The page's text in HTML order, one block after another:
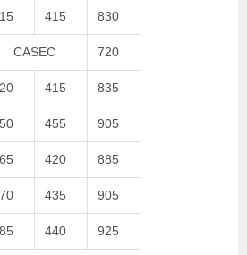
415 830
CASEC 720
415 835
455 905
420 885
435 905
440 925